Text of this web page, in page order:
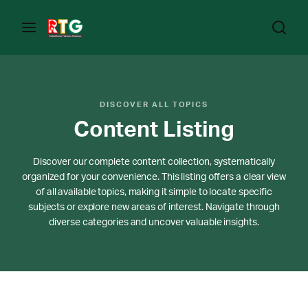
DISCOVER ALL TOPICS
Content Listing
Discover our complete content collection, systematically
organized for your convenience. This listing offers a clear view
of all available topics, making it simple to locate specific
subjects or explore new areas of interest. Navigate through
diverse categories and uncover valuable insights.